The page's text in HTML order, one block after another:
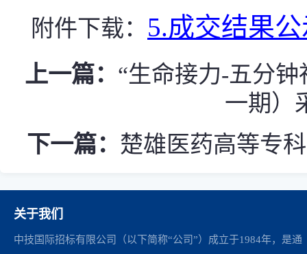
附件下载： 5.成交结果
上一篇： “生命接力-五分
一期）
下一篇： 楚雄医药高等专
关于我们
中技国际招标有限公司（以下简称“公司”）成立于1984年，是通